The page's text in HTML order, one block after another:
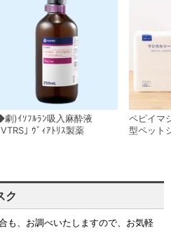
)ｲｿﾌﾙﾗﾝ吸入麻酔液
｢VTRS｣ ｳﾞｨｱﾄﾘｽ製薬
ペピイマ
型ペット
ク
も、お調べいたしますので、お気軽